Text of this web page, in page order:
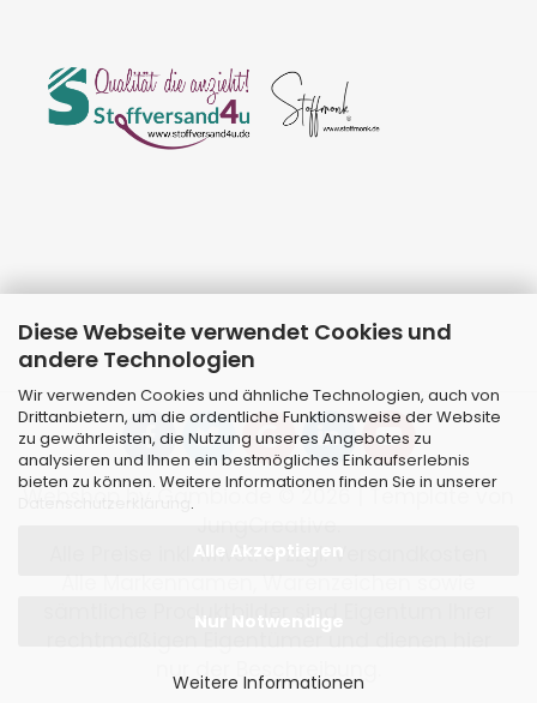
Diese Webseite verwendet Cookies und
andere Technologien
Wir verwenden Cookies und ähnliche Technologien, auch von
Drittanbietern, um die ordentliche Funktionsweise der Website
zu gewährleisten, die Nutzung unseres Angebotes zu
analysieren und Ihnen ein bestmögliches Einkaufserlebnis
bieten zu können. Weitere Informationen finden Sie in unserer
.
Alle Akzeptieren
Nur Notwendige
Weitere Informationen
Webshopby Gambio.de © 2026 | Template von
Alle Preise inkl. MwSt. & zzgl. Versandkosten
sämtliche Produktbilder sind Eigentum Ihrer
nur der Beschreibung.